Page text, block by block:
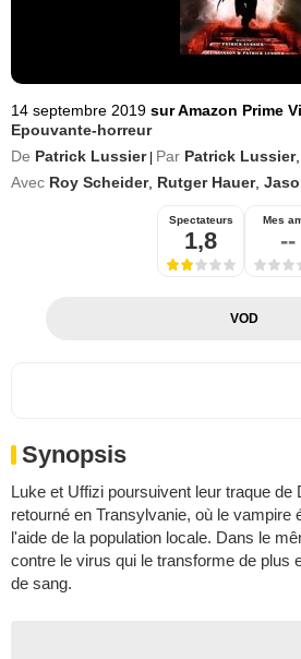
14 septembre 2019 sur Amazon Prime
Epouvante-horreur
De Patrick Lussier Par Patrick Lussier,
Avec Roy Scheider, Rutger Hauer,
Spectateurs
1,8
Mes
--
VOD
Synopsis
Luke et Uffizi poursuivent leur traque de
retourné en Transylvanie, où le vampire
l'aide de la population locale. Dans le
contre le virus qui le transforme de plus
de sang.